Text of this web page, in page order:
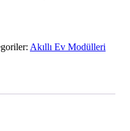
Akıllı Ev Modülleri